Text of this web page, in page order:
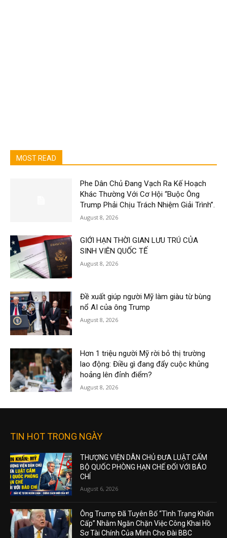
MOST READ
Phe Dân Chủ Đang Vạch Ra Kế Hoạch
Khác Thường Với Cơ Hội “Buộc Ông
Trump Phải Chịu Trách Nhiệm Giải Trình”.
August 8, 2026
GIỚI HẠN THỜI GIAN LƯU TRÚ CỦA
SINH VIÊN QUỐC TẾ
August 8, 2026
Đề xuất giúp người Mỹ làm giàu từ bùng
nổ AI của ông Trump
August 8, 2026
Hơn 1 triệu người Mỹ rời bỏ thị trường
lao động: Điều gì đang đẩy cuộc khủng
hoảng lên đỉnh điểm?
August 8, 2026
TIN HOT TRONG NGÀY
THƯỢNG VIỆN DÂN CHỦ ĐƯA LUẬT CẤM
BỘ QUỐC PHÒNG HẠN CHẾ ĐỐI VỚI BÁO
CHÍ
August 6, 2026
Ông Trump Đã Tuyên Bố “Tình Trạng Khẩn
Cấp” Nhằm Ngăn Chặn Việc Công Khai Hồ
Sơ Tài Chính Của Mình Cho Đài BBC